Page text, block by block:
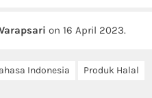
on 16 April 2023.
Indonesia
Produk Halal